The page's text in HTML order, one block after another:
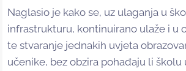
Naglasio je kako se, uz ulaganja u
infrastrukturu, kontinuirano ulaže i u
te stvaranje jednakih uvjeta
učenike, bez obzira pohađaju li školu